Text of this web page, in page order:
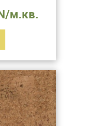
м.кв.